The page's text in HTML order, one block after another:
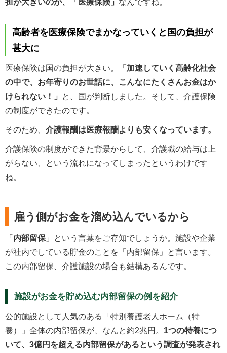
高齢者を医療保険でまかなっていくと国の負担が
甚大に
医療保険は国の負担が大きい。
「加速していく高齢化社会
の中で、お年寄りのお世話に、こんなにたくさんお金はか
けられない！」 と、国が判断しました。そして、介護保険
の制度ができたのです。
そのため、介護報酬は医療報酬よりも安くなっています。
介護保険の制度ができた背景からして、介護職の給与は上
がらない、という流れになってしまったというわけです
ね。
雇う側がお金を溜め込んでいるから
「 内部留保 」という言葉をご存知でしょうか。施設や企業
が社内でしている貯金のことを「内部留保」と言います。
この内部留保、介護施設の場合も結構あるんです。
施設がお金を貯め込む内部留保の例を紹介
公的施設として人気のある「特別養護老人ホーム（特
養）」全体の内部留保が、なんと約2兆円。 1つの特養につ
いて、3億円を超える内部留保があるという調査が発表され